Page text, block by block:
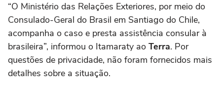
“O Ministério das Relações Exteriores, por meio do
Consulado-Geral do Brasil em Santiago do Chile,
acompanha o caso e presta assistência consular à
brasileira”, informou o Itamaraty ao Terra. Por
questões de privacidade, não foram fornecidos mais
detalhes sobre a situação.